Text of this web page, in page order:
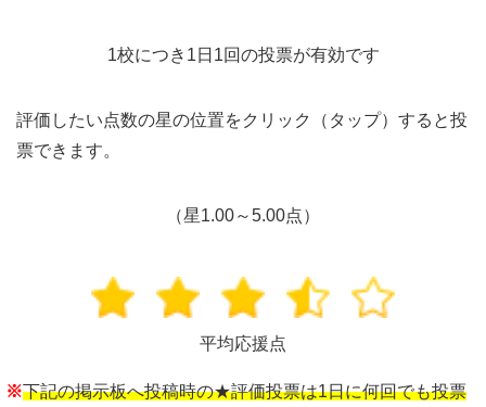
1校につき1日1回の投票が有効です
評価したい点数の星の位置をクリック（タップ）すると投
票できます。
（星1.00～5.00点）
平均応援点
※下記の掲示板へ投稿時の★評価投票は1日に何回でも投票